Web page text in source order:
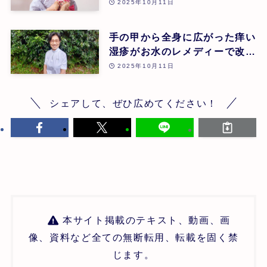
パシーでケアし幸せなお産に至
回
2025年10月11日
手の甲から全身に広がった痒い
湿疹がお水のレメディーで改善
されたケース | 増田敬子 | 第
2025年10月11日
シェアして、ぜひ広めてください！
本サイト掲載のテキスト、動画、画
像、資料など全ての無断転用、転載を固く禁
じます。